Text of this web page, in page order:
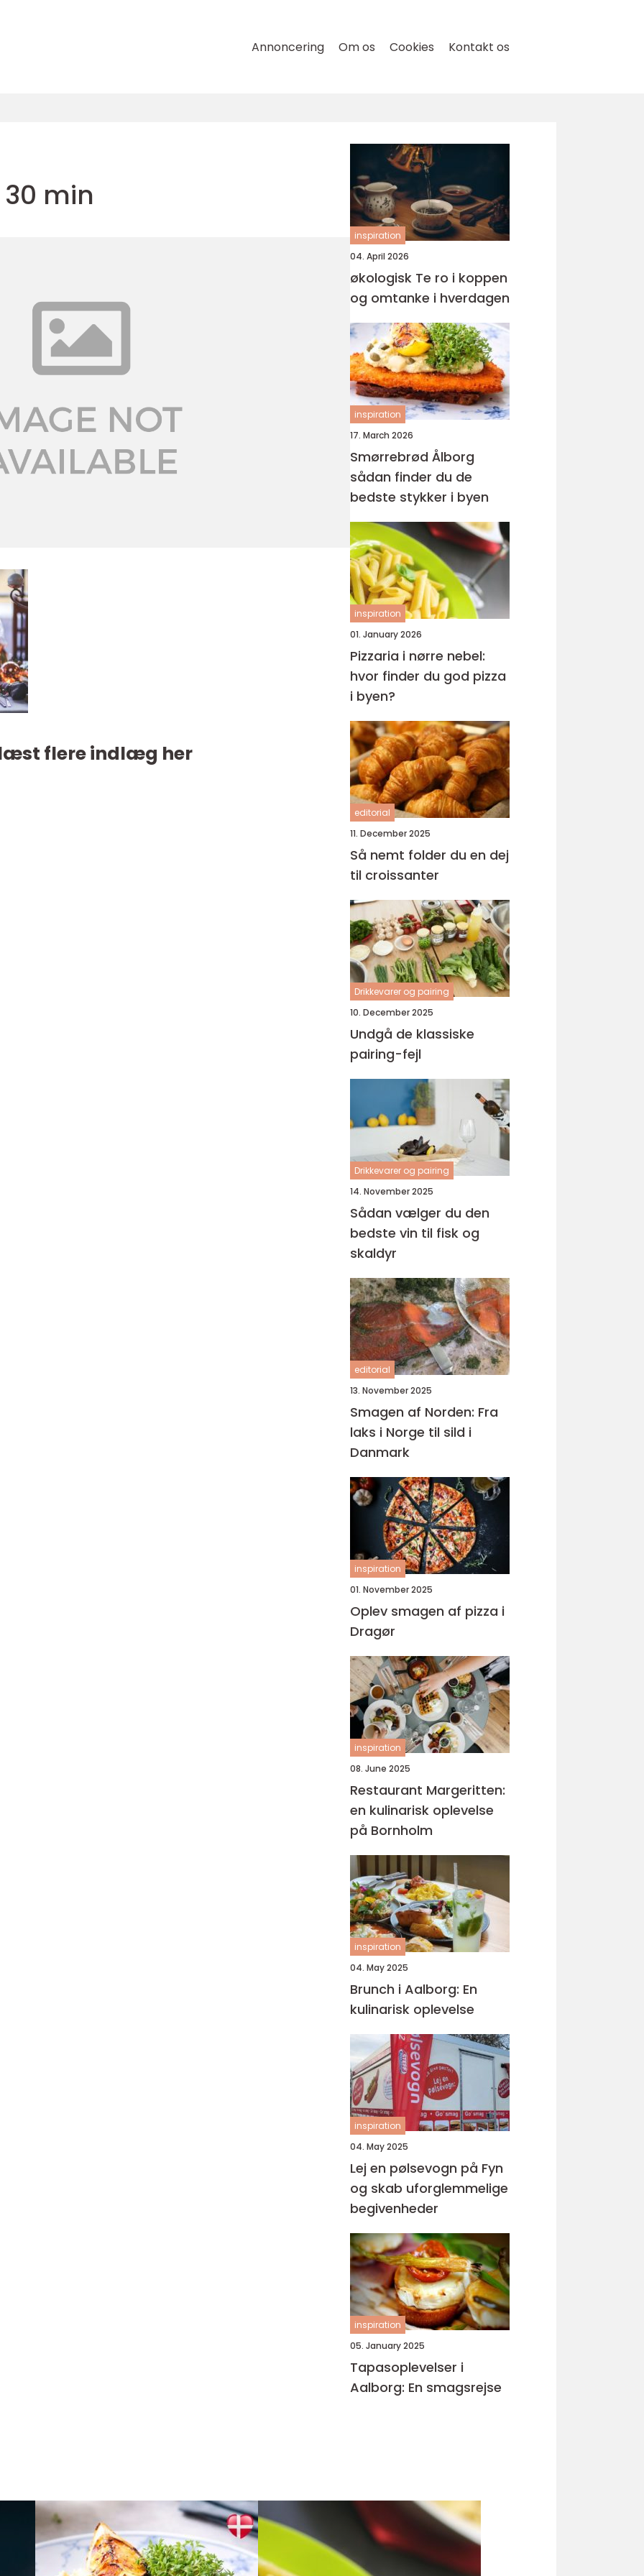
Annoncering Om os Cookies Kontakt os
min
flere indlæg her
inspiration
04. April 2026
økologisk Te ro i koppen
og omtanke i hverdagen
inspiration
17. March 2026
Smørrebrød Ålborg
sådan finder du de
bedste stykker i byen
inspiration
01. January 2026
Pizzaria i nørre nebel:
hvor finder du god pizza
i byen?
editorial
11. December 2025
Så nemt folder du en dej
til croissanter
Drikkevarer og pairing
10. December 2025
Undgå de klassiske
pairing-fejl
Drikkevarer og pairing
14. November 2025
Sådan vælger du den
bedste vin til fisk og
skaldyr
editorial
13. November 2025
Smagen af Norden: Fra
laks i Norge til sild i
Danmark
inspiration
01. November 2025
Oplev smagen af pizza i
Dragør
inspiration
08. June 2025
Restaurant Margeritten:
en kulinarisk oplevelse
på Bornholm
inspiration
04. May 2025
Brunch i Aalborg: En
kulinarisk oplevelse
inspiration
04. May 2025
Lej en pølsevogn på Fyn
og skab uforglemmelige
begivenheder
inspiration
05. January 2025
Tapasoplevelser i
Aalborg: En smagsrejse